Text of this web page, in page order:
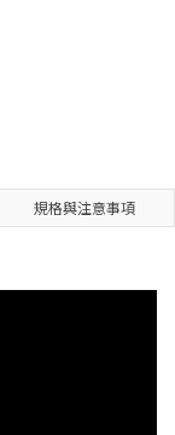
規格與注意事項